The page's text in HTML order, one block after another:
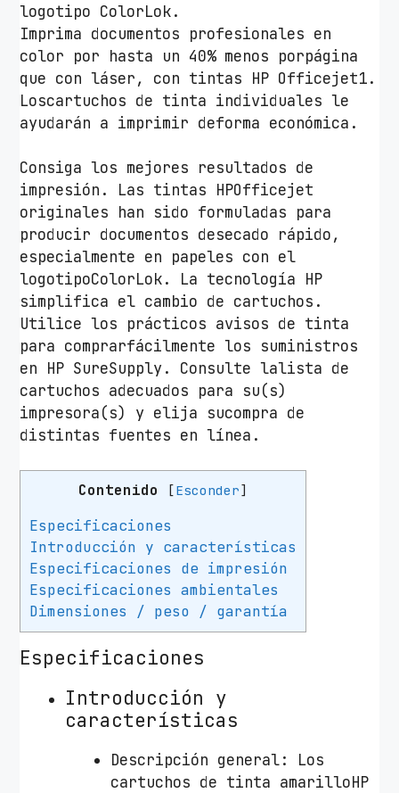
n
a
l
H
P
n
9
2
0
X
L
A
l
t
a
C
a
p
a
i
a
r
logotipo ColorLok.
Imprima documentos profesionales en
color por hasta un 40% menos porpágina
que con láser, con tintas HP Officejet1.
Loscartuchos de tinta individuales le
ayudarán a imprimir deforma económica.
Consiga los mejores resultados de
impresión. Las tintas HPOfficejet
originales han sido formuladas para
producir documentos desecado rápido,
especialmente en papeles con el
logotipoColorLok. La tecnología HP
simplifica el cambio de cartuchos.
Utilice los prácticos avisos de tinta
para comprarfácilmente los suministros
en HP SureSupply. Consulte lalista de
cartuchos adecuados para su(s)
impresora(s) y elija sucompra de
distintas fuentes en línea.
Contenido [Esconder]
Especificaciones
Introducción y características
Especificaciones de impresión
Especificaciones ambientales
Dimensiones / peso / garantía
Especificaciones
Introducción y
características
Descripción general: Los
cartuchos de tinta amarilloHP